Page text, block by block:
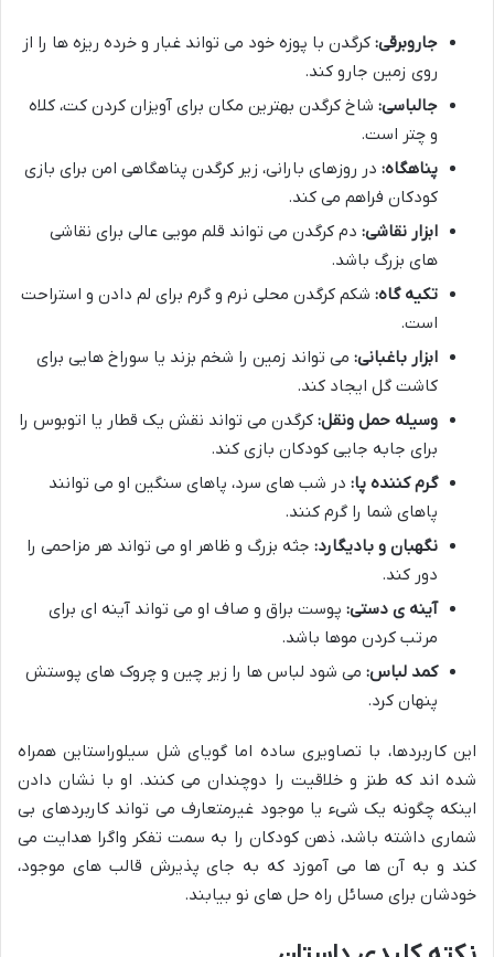
جاروبرقی: کرگدن با پوزه خود می تواند غبار و خرده ریزه ها را از
روی زمین جارو کند.
جالباسی: شاخ کرگدن بهترین مکان برای آویزان کردن کت، کلاه
و چتر است.
پناهگاه: در روزهای بارانی، زیر کرگدن پناهگاهی امن برای بازی
کودکان فراهم می کند.
ابزار نقاشی: دم کرگدن می تواند قلم مویی عالی برای نقاشی
های بزرگ باشد.
تکیه گاه: شکم کرگدن محلی نرم و گرم برای لم دادن و استراحت
است.
ابزار باغبانی: می تواند زمین را شخم بزند یا سوراخ هایی برای
کاشت گل ایجاد کند.
وسیله حمل ونقل: کرگدن می تواند نقش یک قطار یا اتوبوس را
برای جابه جایی کودکان بازی کند.
گرم کننده پا: در شب های سرد، پاهای سنگین او می توانند
پاهای شما را گرم کنند.
نگهبان و بادیگارد: جثه بزرگ و ظاهر او می تواند هر مزاحمی را
دور کند.
آینه ی دستی: پوست براق و صاف او می تواند آینه ای برای
مرتب کردن موها باشد.
کمد لباس: می شود لباس ها را زیر چین و چروک های پوستش
پنهان کرد.
این کاربردها، با تصاویری ساده اما گویای شل سیلوراستاین همراه
شده اند که طنز و خلاقیت را دوچندان می کنند. او با نشان دادن
اینکه چگونه یک شیء یا موجود غیرمتعارف می تواند کاربردهای بی
شماری داشته باشد، ذهن کودکان را به سمت تفکر واگرا هدایت می
کند و به آن ها می آموزد که به جای پذیرش قالب های موجود،
خودشان برای مسائل راه حل های نو بیابند.